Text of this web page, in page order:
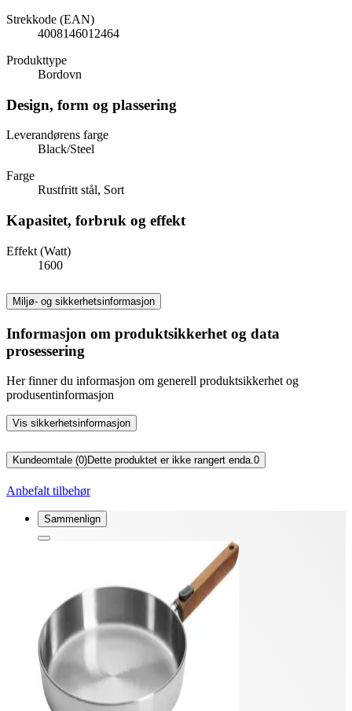
Strekkode (EAN)
4008146012464
Produkttype
Bordovn
Design, form og plassering
Leverandørens farge
Black/Steel
Farge
Rustfritt stål, Sort
Kapasitet, forbruk og effekt
Effekt (Watt)
1600
Miljø- og sikkerhetsinformasjon
Informasjon om produktsikkerhet og data
prosessering
Her finner du informasjon om generell produktsikkerhet og
produsentinformasjon
Vis sikkerhetsinformasjon
Kundeomtale (0)Dette produktet er ikke rangert enda.0
Anbefalt tilbehør
Sammenlign